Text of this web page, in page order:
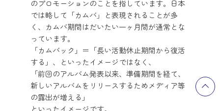
のプロモーションのことを指しています。日本
では略して「カムバ」と表現されることが多
く、カムバ期間はだいたい一ヶ月間が通常とな
っています。
「カムバック」＝「長い活動休止期間から復活
する」、といったイメージではなく、
「前回のアルバム発表以来、準備期間を経て、
新しいアルバムをリリースするためメディア等
の露出が増える」
といったイメージです。